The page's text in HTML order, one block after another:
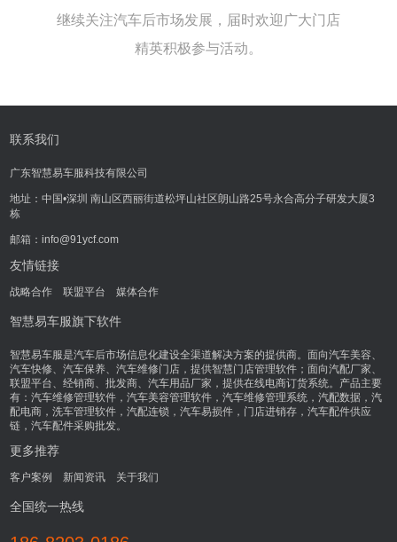
继续关注汽车后市场发展，届时欢迎广大门店
精英积极参与活动。
联系我们
广东智慧易车服科技有限公司
地址：中国•深圳 南山区西丽街道松坪山社区朗山路25号永合高分子研发大厦3
栋
邮箱：info@91ycf.com
友情链接
战略合作 联盟平台 媒体合作
智慧易车服旗下软件
智慧易车服是汽车后市场信息化建设全渠道解决方案的提供商。面向汽车美容、
汽车快修、汽车保养、汽车维修门店，提供智慧门店管理软件；面向汽配厂家、
联盟平台、经销商、批发商、汽车用品厂家，提供在线电商订货系统。产品主要
有：汽车维修管理软件，汽车美容管理软件，汽车维修管理系统，汽配数据，汽
配电商，洗车管理软件，汽配连锁，汽车易损件，门店进销存，汽车配件供应
链，汽车配件采购批发。
更多推荐
客户案例 新闻资讯 关于我们
全国统一热线